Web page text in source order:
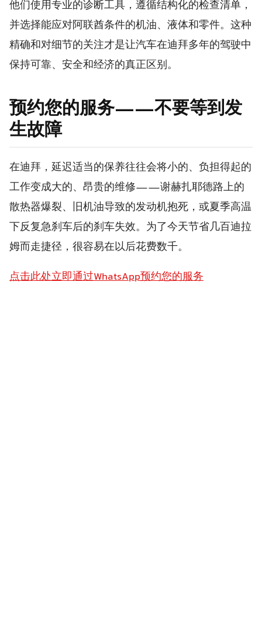
他们使用专业的诊断工具，遵循结构化的检查清单，
并选择能应对阿联酋条件的机油、液体和零件。这种
精确和对细节的关注才是让汽车在迪拜多年的驾驶中
保持可靠、安全和经济的真正区别。
预约您的服务——不要等到发
生故障
在迪拜，延迟适当的保养往往会将小的、负担得起的
工作变成大的、昂贵的维修——谢赫扎耶德路上的
散热器爆裂、旧机油导致的发动机抱死，或夏季高温
下反复急刹车后的刹车失效。为了今天节省几百迪拉
姆而走捷径，很容易在以后花费数千。
点击此处立即通过WhatsApp预约您的服务